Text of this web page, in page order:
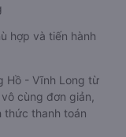
hợp và tiến hành
Hồ - Vĩnh Long từ
cùng đơn giản,
thức thanh toán